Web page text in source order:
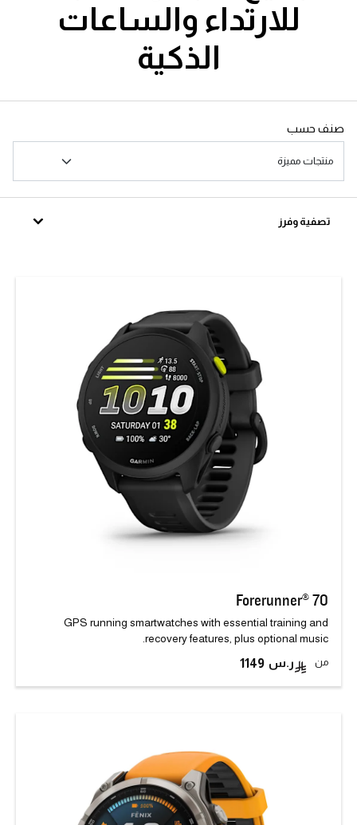
للارتداء والساعات
الذكية
صنف حسب
تصفية وفرز
Forerunner® 70
GPS running smartwatches with essential training and
recovery features, plus optional music.
من 1149